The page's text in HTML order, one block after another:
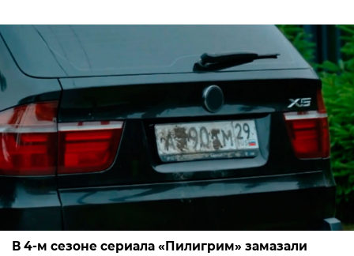
В 4-м сезоне сериала «Пилигрим» замазали